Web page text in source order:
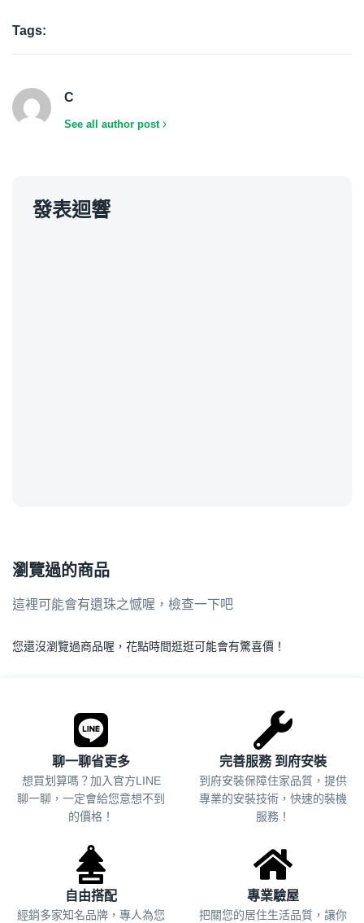
Tags:
C
See all author post
發表迴響
瀏覽過的商品
這裡可能會有遺珠之憾喔，檢查一下吧
您還沒瀏覽過商品喔，花點時間逛逛可能會有驚喜價！
聊一聊省更多
想買划算嗎？加入官方LINE
聊一聊，一定會給您意想不到
的價格！
完善服務 到府安裝
到府安裝保障住家品質，提供
專業的安裝技術，快速的裝機
服務！
自由搭配
經銷多家知名品牌，專人為您
專業驗屋
把關您的居住生活品質， 讓你